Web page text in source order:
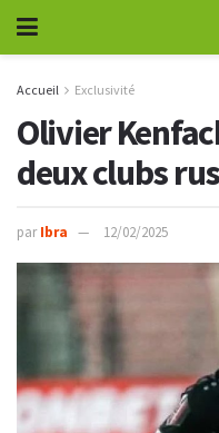
Accueil Exclusivité
Olivier
deux clubs
par Ibra 12/02/2025